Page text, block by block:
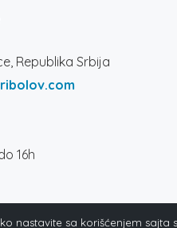
Republika Srbija
16h
nastavite sa korišćenjem